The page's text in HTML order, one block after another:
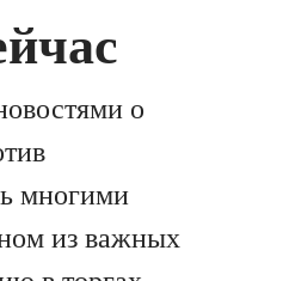
о
многими
из важных